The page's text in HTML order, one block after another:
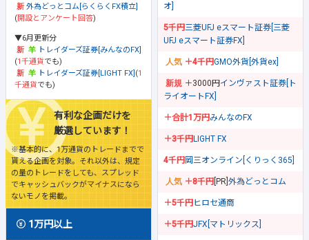
外為どっとコム[らくらくFX積立]
(開設とアンケート回答)
▼6月更新分
トレイダーズ証券[みんなのFX]
(1千通貨でも)
トレイダーズ証券[LIGHT FX] (1
千通貨でも)
有利な企画だけを
厳選しています！
※基本的に、1万通貨のトレードまでで
貰える企画を対象。それ以外は、規定
の量のトレードをしても、スプレッド
でキャッシュバックがマイナスになら
ないモノを掲載。
1万円以上
オ]
5千円三菱UFJ eスマート証券[三菱
UFJ eスマート証券FX]
＋4千円GMO外貨[外貨ex]
＋3000円 インヴァスト証券[ト
ライオートFX]
＋合計1万円みんなのFX
＋3千円LIGHT FX
4千円岡三オンライン[くりっく365]
＋8千円 [PR] 外為どっとコム
＋5千円ヒロセ通商
＋5千円JFX[マトリックス]